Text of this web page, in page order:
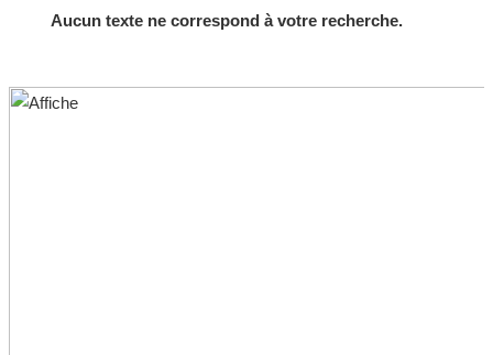
Aucun texte ne correspond à votre recherche.